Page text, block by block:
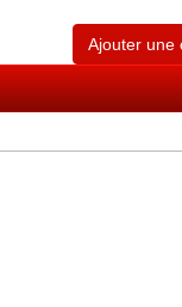
Ajouter une